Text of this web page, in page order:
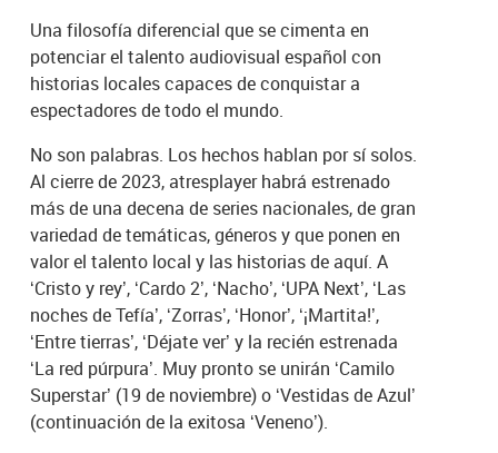
Una filosofía diferencial que se cimenta en
potenciar el talento audiovisual español con
historias locales capaces de conquistar a
espectadores de todo el mundo.
No son palabras. Los hechos hablan por sí solos.
Al cierre de 2023, atresplayer habrá estrenado
más de una decena de series nacionales, de gran
variedad de temáticas, géneros y que ponen en
valor el talento local y las historias de aquí. A
‘Cristo y rey’, ‘Cardo 2’, ‘Nacho’, ‘UPA Next’, ‘Las
noches de Tefía’, ‘Zorras’, ‘Honor’, ‘¡Martita!’,
‘Entre tierras’, ‘Déjate ver’ y la recién estrenada
‘La red púrpura’. Muy pronto se unirán ‘Camilo
Superstar’ (19 de noviembre) o ‘Vestidas de Azul’
(continuación de la exitosa ‘Veneno’).